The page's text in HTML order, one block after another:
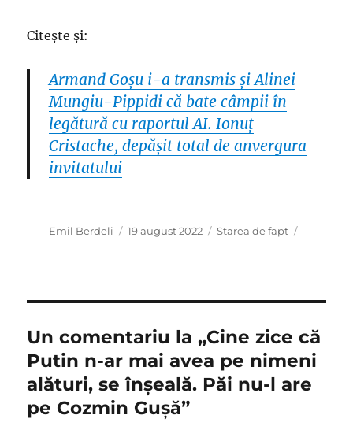
Citeşte şi:
Armand Goşu i-a transmis şi Alinei
Mungiu-Pippidi că bate câmpii în
legătură cu raportul AI. Ionuţ
Cristache, depăşit total de anvergura
invitatului
Autor
Emil Berdeli
Publicat
19 august 2022 Categorii
Starea de fapt
Un comentariu la „Cine zice că
Putin n-ar mai avea pe nimeni
alături, se înşeală. Păi nu-l are
pe Cozmin Guşă”